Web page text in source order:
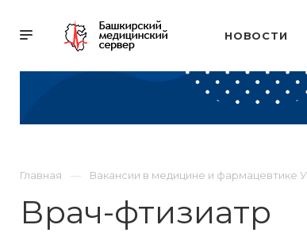
НОВОСТИ
Главная Вакансии в медицине и фармацевтике
Врач-фтизиатр